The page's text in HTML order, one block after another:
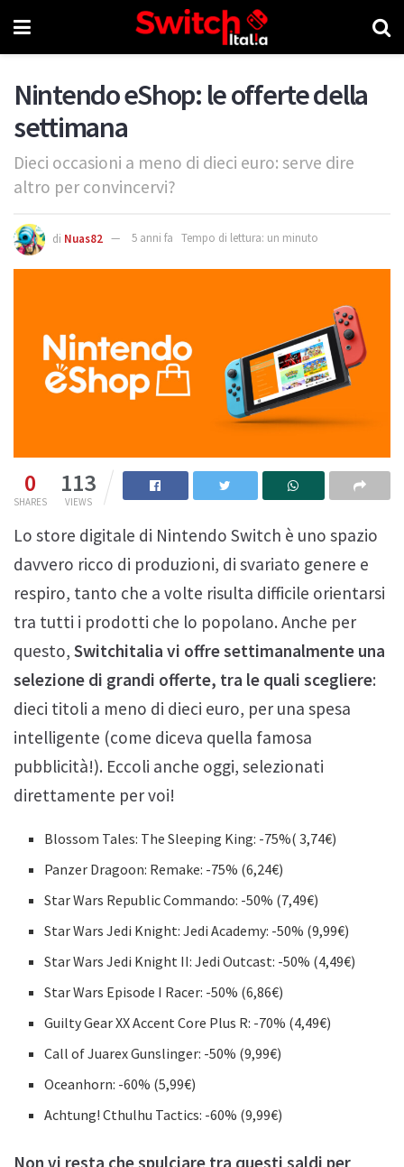
Nintendo eShop: le offerte della
settimana
Dieci occasioni a meno di dieci euro: serve dire
altro per convincervi?
di Nuas82 5 anni fa Tempo di lettura: un minuto
0
SHARES
113
VIEWS
Lo store digitale di Nintendo Switch è uno spazio
davvero ricco di produzioni, di svariato genere e
respiro, tanto che a volte risulta difficile orientarsi
tra tutti i prodotti che lo popolano. Anche per
questo, Switchitalia vi offre settimanalmente una
selezione di grandi offerte, tra le quali scegliere:
dieci titoli a meno di dieci euro, per una spesa
intelligente (come diceva quella famosa
pubblicità!). Eccoli anche oggi, selezionati
direttamente per voi!
Blossom Tales: The Sleeping King: -75%( 3,74€)
Panzer Dragoon: Remake: -75% (6,24€)
Star Wars Republic Commando: -50% (7,49€)
Star Wars Jedi Knight: Jedi Academy: -50% (9,99€)
Star Wars Jedi Knight II: Jedi Outcast: -50% (4,49€)
Star Wars Episode I Racer: -50% (6,86€)
Guilty Gear XX Accent Core Plus R: -70% (4,49€)
Call of Juarex Gunslinger: -50% (9,99€)
Oceanhorn: -60% (5,99€)
Achtung! Cthulhu Tactics: -60% (9,99€)
Non vi resta che spulciare tra questi saldi per